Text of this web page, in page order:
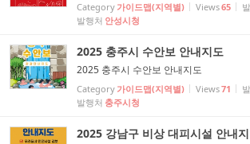
Category 가이드맵(지역별) Views65
발행처 안성시청
2025 충주시 수안보 안내지도
2025 충주시 수안보 안내지도
Category 가이드맵(지역별) Views71
발행처 충주시청
2025 강남구 비상 대피시설 안내